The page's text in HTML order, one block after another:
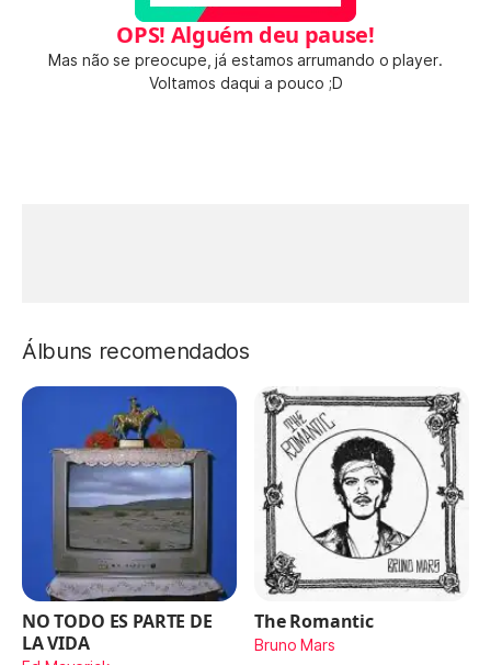
OPS! Alguém deu pause!
Mas não se preocupe, já estamos arrumando o player.
Voltamos daqui a pouco ;D
Álbuns recomendados
NO TODO ES PARTE DE
LA VIDA
The Romantic
Bruno Mars